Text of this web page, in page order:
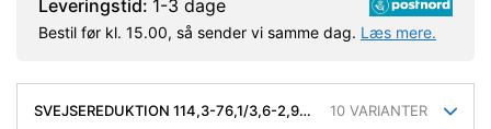
Leveringstid: 1-3 dage
Bestil før kl. 15.00, så sender vi samme dag. Læs mere.
SVEJSEREDUKTION 114,3-76,1/3,6-2,9
10 VARIANTER